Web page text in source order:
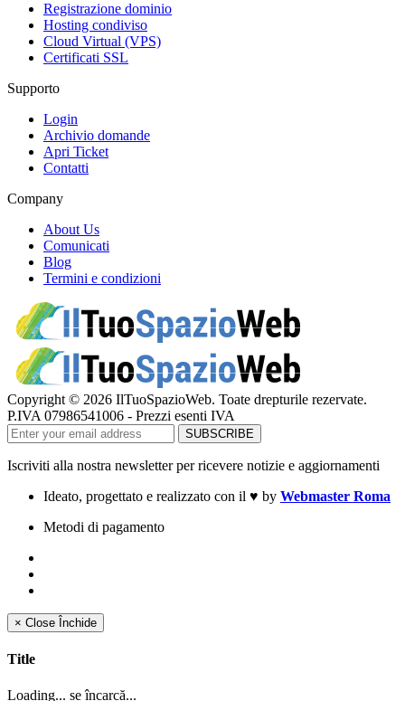
Registrazione dominio
Hosting condiviso
Cloud Virtual (VPS)
Certificati SSL
Supporto
Login
Archivio domande
Apri Ticket
Contatti
Company
About Us
Comunicati
Blog
Termini e condizioni
Copyright © 2026 IlTuoSpazioWeb. Toate drepturile rezervate.
P.IVA 07986541006 - Prezzi esenti IVA
Iscriviti alla nostra newsletter per ricevere notizie e aggiornamenti
Ideato, progettato e realizzato con il ♥ by Webmaster Roma
Metodi di pagamento
× Close Închide
Title
Loading... se încarcă...